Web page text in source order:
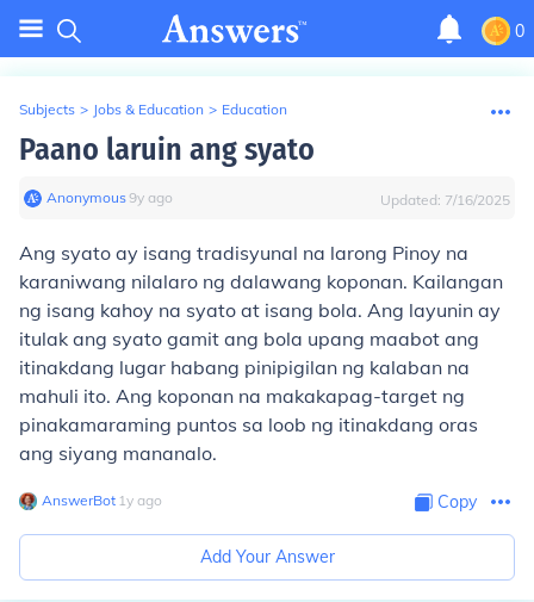
0
Subjects > Jobs & Education > Education
Paano laruin ang syato
Anonymous∙9y ago Updated: 7/16/2025
Ang syato ay isang tradisyunal na larong Pinoy na
karaniwang nilalaro ng dalawang koponan. Kailangan
ng isang kahoy na syato at isang bola. Ang layunin ay
itulak ang syato gamit ang bola upang maabot ang
itinakdang lugar habang pinipigilan ng kalaban na
mahuli ito. Ang koponan na makakapag-target ng
pinakamaraming puntos sa loob ng itinakdang oras
ang siyang mananalo.
AnswerBot∙ 1y ago Copy
Add Your Answer